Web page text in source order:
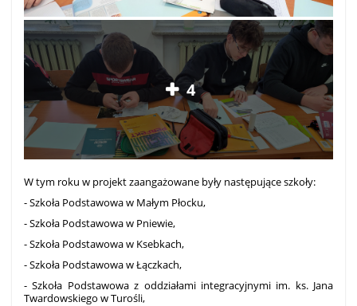
4
W tym roku w projekt zaangażowane były następujące szkoły:
- Szkoła Podstawowa w Małym Płocku,
- Szkoła Podstawowa w Pniewie,
- Szkoła Podstawowa w Ksebkach,
- Szkoła Podstawowa w Łączkach,
- Szkoła Podstawowa z oddziałami integracyjnymi im. ks. Jana
Twardowskiego w Turośli,